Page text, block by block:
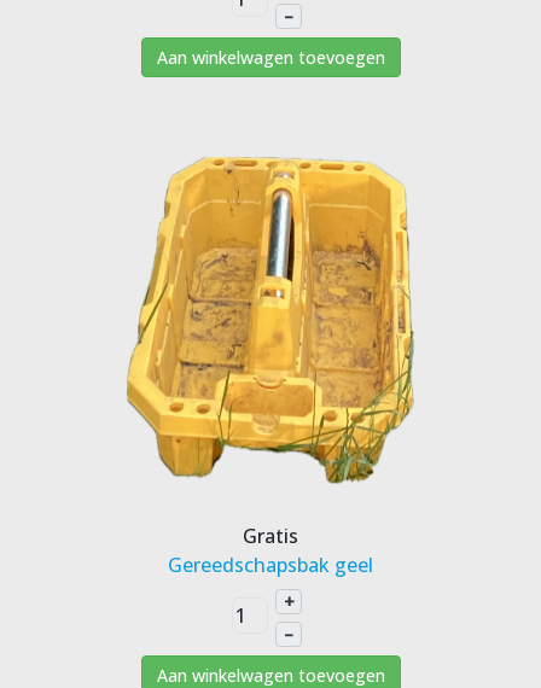
–
Aan winkelwagen toevoegen
Gratis
Gereedschapsbak geel
+
–
Aan winkelwagen toevoegen